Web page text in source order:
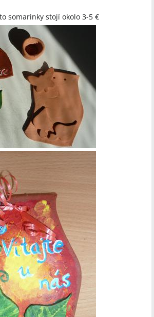
somarinky stojí okolo 3-5 €